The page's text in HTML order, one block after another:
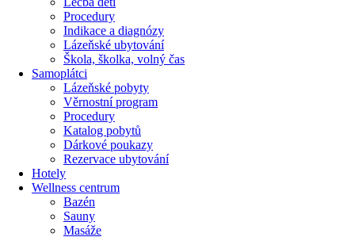
Procedury
Indikace a diagnózy
Lázeňské ubytování
Škola, školka, volný čas
Samoplátci
Lázeňské pobyty
Věrnostní program
Procedury
Katalog pobytů
Dárkové poukazy​
Rezervace ubytování
Hotely
Wellness centrum
Bazén
Sauny
Masáže